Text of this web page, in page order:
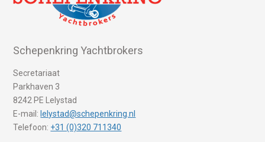
Schepenkring Yachtbrokers
Secretariaat
Parkhaven 3
8242 PE Lelystad
E-mail: lelystad@schepenkring.nl
Telefoon: +31 (0)320 711340